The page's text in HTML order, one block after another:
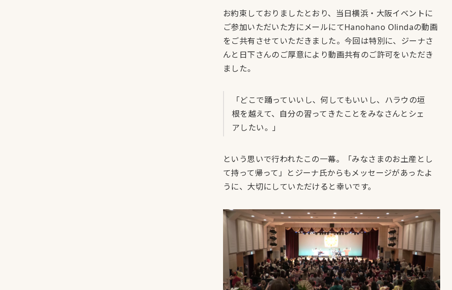
お約束しておりましたとおり、当日横浜・大阪イベントに
ご参加いただいた方にメールにてHanohano Olindaの動画
をご共有させていただきました。今回は特別に、ジーナさ
んと日下さんのご厚意により動画共有のご許可をいただき
ました。
「どこで踊っていいし、何してもいいし、ハラウの垣
根を越えて、自分の習ってきたことをみなさんとシェ
アしたい。」
という思いで行われたこの一幕。「みなさまのお土産とし
て持って帰って」とジーナ氏からもメッセージがあったよ
うに、大切にしていただけると幸いです。